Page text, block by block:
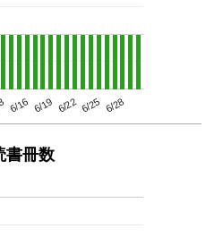
6/16 6/19 6/22 6/25 6/28
書冊数